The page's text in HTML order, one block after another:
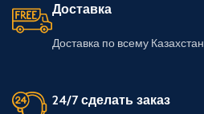
Доставка
Доставка по всему
24/7 сделать заказ